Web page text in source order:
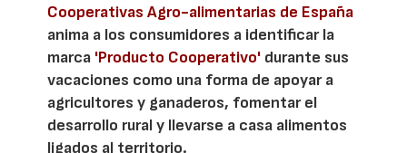
Cooperativas Agro-alimentarias de España
anima a los consumidores a identificar la
marca 'Producto Cooperativo' durante sus
vacaciones como una forma de apoyar a
agricultores y ganaderos, fomentar el
desarrollo rural y llevarse a casa alimentos
ligados al territorio.